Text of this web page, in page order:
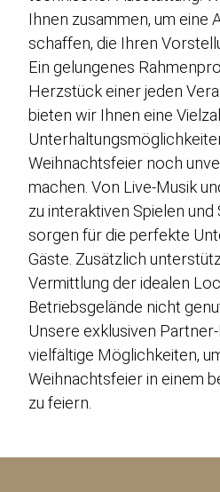
Ihnen zusammen, um eine
schaffen, die Ihren
Ein gelungenes
Herzstück einer jeden
bieten wir Ihnen eine
Weihnachtsfeier noch
machen. Von Live-Musik
zu interaktiven Spielen
sorgen für die perfekte
Gäste. Zusätzlich
Vermittlung der idealen
Betriebsgelände nicht
Unsere exklusiven
vielfältige Möglichkeiten,
Weihnachtsfeier in einem
zu feiern.